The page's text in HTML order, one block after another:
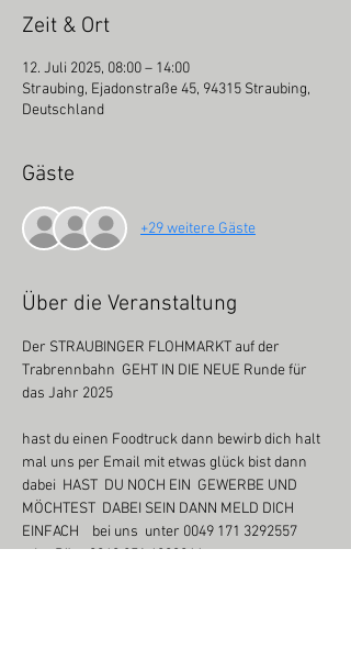
Zeit & Ort
12. Juli 2025, 08:00 – 14:00
Straubing, Ejadonstraße 45, 94315 Straubing,
Deutschland
Gäste
+29 weitere Gäste
Über die Veranstaltung
Der STRAUBINGER FLOHMARKT auf der
Trabrennbahn  GEHT IN DIE NEUE Runde für
das Jahr 2025
hast du einen Foodtruck dann bewirb dich halt
mal uns per Email mit etwas glück bist dann
dabei  HAST  DU NOCH EIN  GEWERBE UND
MÖCHTEST  DABEI SEIN DANN MELD DICH
EINFACH    bei uns  unter 0049 171 3292557
oder Büro 0049 851 4903264